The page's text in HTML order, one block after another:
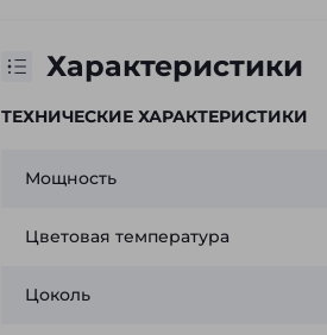
Характеристики
ТЕХНИЧЕСКИЕ ХАРАКТЕРИСТИКИ
Мощность
Цветовая температура
Цоколь